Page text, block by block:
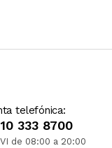
telefónica:
333 8700
de 08:00 a 20:00